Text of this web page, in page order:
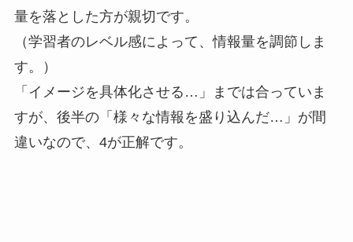
量を落とした方が親切です。
（学習者のレベル感によって、情報量を調節しま
す。）
「イメージを具体化させる…」までは合っていま
すが、後半の「様々な情報を盛り込んだ…」が間
違いなので、4が正解です。